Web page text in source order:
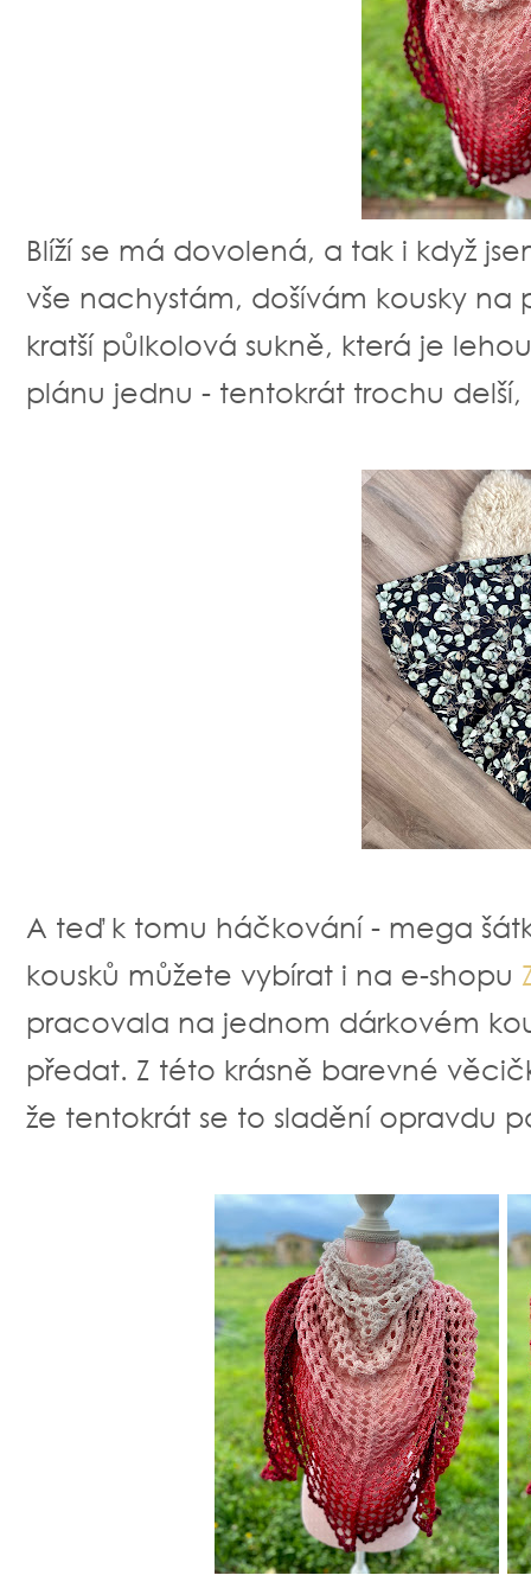
Blíží se má dovolená, a tak i když
vše nachystám, došívám kousky
kratší půlkolová sukně, která je
plánu jednu - tentokrát trochu
A teď k tomu háčkování - mega
kousků můžete vybírat i na e-shopu
pracovala na jednom dárkovém
předat. Z této krásně barevné
že tentokrát se to sladění opravdu